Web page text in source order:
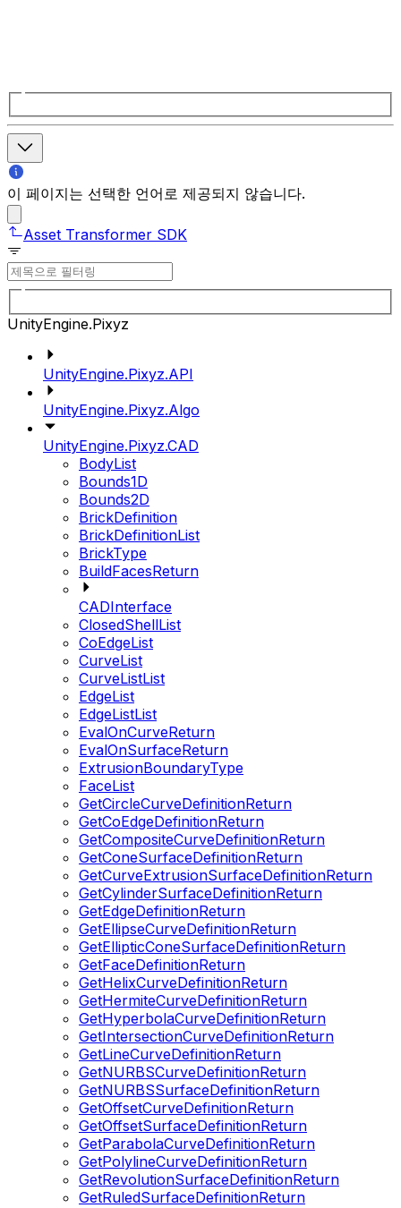
이 페이지는 선택한 언어로 제공되지 않습니다.
Asset Transformer SDK
UnityEngine.Pixyz
UnityEngine.Pixyz.API
UnityEngine.Pixyz.Algo
UnityEngine.Pixyz.CAD
BodyList
Bounds1D
Bounds2D
BrickDefinition
BrickDefinitionList
BrickType
BuildFacesReturn
CADInterface
ClosedShellList
CoEdgeList
CurveList
CurveListList
EdgeList
EdgeListList
EvalOnCurveReturn
EvalOnSurfaceReturn
ExtrusionBoundaryType
FaceList
GetCircleCurveDefinitionReturn
GetCoEdgeDefinitionReturn
GetCompositeCurveDefinitionReturn
GetConeSurfaceDefinitionReturn
GetCurveExtrusionSurfaceDefinitionReturn
GetCylinderSurfaceDefinitionReturn
GetEdgeDefinitionReturn
GetEllipseCurveDefinitionReturn
GetEllipticConeSurfaceDefinitionReturn
GetFaceDefinitionReturn
GetHelixCurveDefinitionReturn
GetHermiteCurveDefinitionReturn
GetHyperbolaCurveDefinitionReturn
GetIntersectionCurveDefinitionReturn
GetLineCurveDefinitionReturn
GetNURBSCurveDefinitionReturn
GetNURBSSurfaceDefinitionReturn
GetOffsetCurveDefinitionReturn
GetOffsetSurfaceDefinitionReturn
GetParabolaCurveDefinitionReturn
GetPolylineCurveDefinitionReturn
GetRevolutionSurfaceDefinitionReturn
GetRuledSurfaceDefinitionReturn